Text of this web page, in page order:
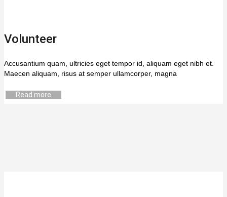
Volunteer
Accusantium quam, ultricies eget tempor id, aliquam eget nibh et.
Maecen aliquam, risus at semper ullamcorper, magna
Read more